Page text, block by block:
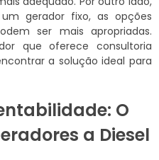
gerador fixo, as opções
ser mais apropriadas.
que oferece consultoria
a solução ideal para
O
a Diesel